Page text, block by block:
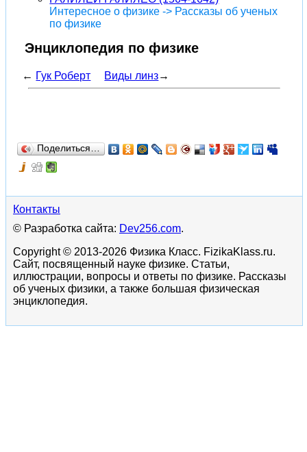
Интересное о физике -> Рассказы об ученых
по физике
Энциклопедия по физике
← Гук Роберт Виды линз→
Поделиться…
Контакты
© Разработка сайта: Dev256.com.
Copyright © 2013-2026 Физика Класс. FizikaKlass.ru.
Сайт, посвященный науке физике. Статьи,
иллюстрации, вопросы и ответы по физике. Рассказы
об ученых физики, а также большая физическая
энциклопедия.